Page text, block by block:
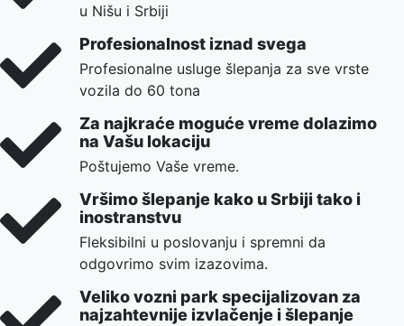
u Nišu i Srbiji
Profesionalnost iznad svega
Profesionalne usluge šlepanja za sve vrste
vozila do 60 tona
Za najkraće moguće vreme dolazimo
na Vašu lokaciju
Poštujemo Vaše vreme.
Vršimo šlepanje kako u Srbiji tako i
inostranstvu
Fleksibilni u poslovanju i spremni da
odgovrimo svim izazovima.
Veliko vozni park specijalizovan za
najzahtevnije izvlačenje i šlepanje